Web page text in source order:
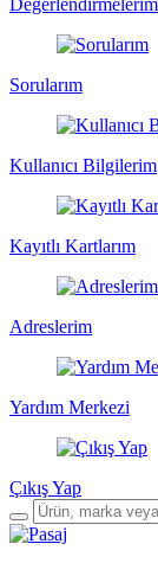
Değerlendirmelerim
Sorularım
Kullanıcı Bilgilerim
Kayıtlı Kartlarım
Adreslerim
Yardım Merkezi
Çıkış Yap